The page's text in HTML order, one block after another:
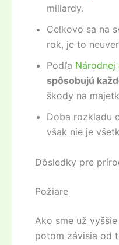
miliardy.
Celkovo sa na
rok, je to
Podľa
spôsobujú
škody na
Doba rozkladu
však nie je
Dôsledky pre
Požiare
Ako sme už
potom závisia od